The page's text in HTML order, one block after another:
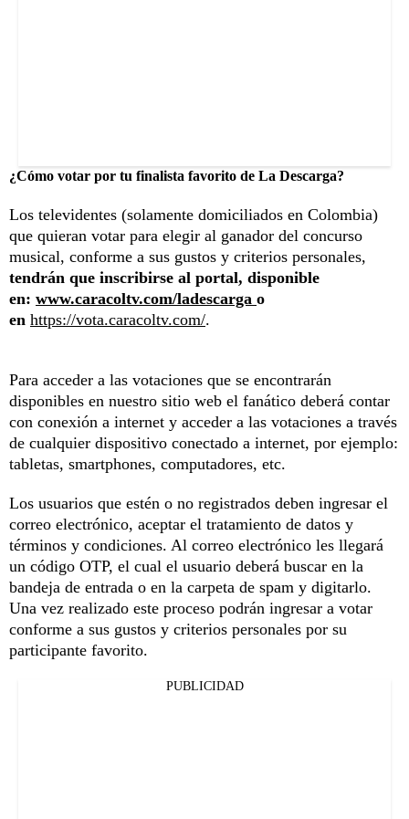
¿Cómo votar por tu finalista favorito de La Descarga?
Los televidentes (solamente domiciliados en Colombia)
que quieran votar para elegir al ganador del concurso
musical, conforme a sus gustos y criterios personales,
tendrán que inscribirse al portal, disponible
en: www.caracoltv.com/ladescarga o
en https://vota.caracoltv.com/.
Para acceder a las votaciones que se encontrarán
disponibles en nuestro sitio web el fanático deberá contar
con conexión a internet y acceder a las votaciones a través
de cualquier dispositivo conectado a internet, por ejemplo:
tabletas, smartphones, computadores, etc.
Los usuarios que estén o no registrados deben ingresar el
correo electrónico, aceptar el tratamiento de datos y
términos y condiciones. Al correo electrónico les llegará
un código OTP, el cual el usuario deberá buscar en la
bandeja de entrada o en la carpeta de spam y digitarlo.
Una vez realizado este proceso podrán ingresar a votar
conforme a sus gustos y criterios personales por su
participante favorito.
PUBLICIDAD